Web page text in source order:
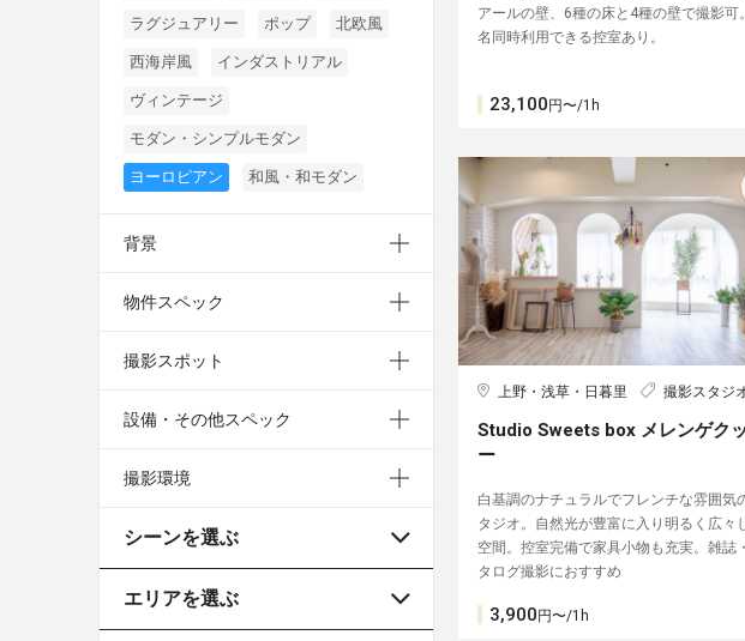
アールの壁、6種の床と4種の壁︎で撮影可
名同時利用できる控室あり。
23,100 円〜/1h
上野・浅草・日暮里 撮影スタジ
︎Studio Sweets box メレンゲク
ー
白基調のナチュラルでフレンチな雰囲気
タジオ。自然光が豊富に入り明るく広々
空間。控室完備で家具小物も充実。雑誌
タログ撮影におすすめ
3,900 円〜/1h
ラグジュアリー ポップ 北欧風
西海岸風 インダストリアル
ヴィンテージ
モダン・シンプルモダン
ヨーロピアン 和風・和モダン
背景
物件スペック
撮影スポット
設備・その他スペック
撮影環境
シーンを選ぶ
エリアを選ぶ